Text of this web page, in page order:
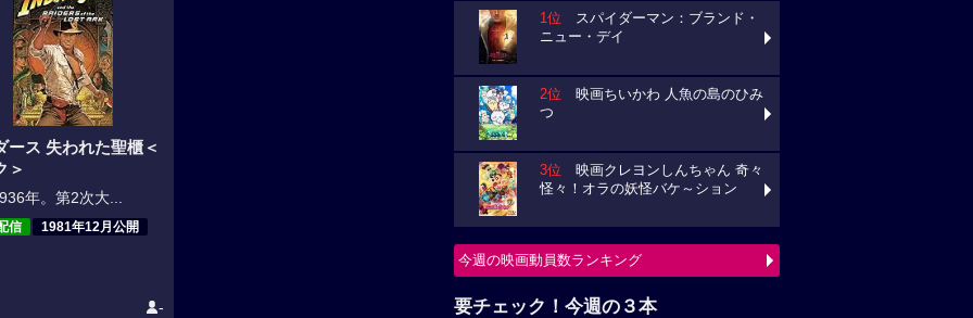
ース 失われた聖櫃＜
＞
年。第2次大...
信 1981年12月公開
-
1位 スパイダーマン：ブランド・
ニュー・デイ
2位 映画ちいかわ 人魚の島のひみ
つ
3位 映画クレヨンしんちゃん 奇々
怪々！オラの妖怪バケ～ション
今週の映画動員数ランキング
要チェック！今週の３本